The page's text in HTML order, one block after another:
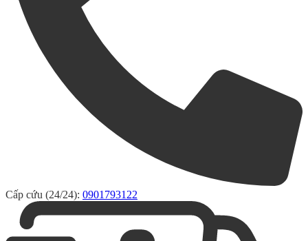
Cấp cứu (24/24): 0901793122